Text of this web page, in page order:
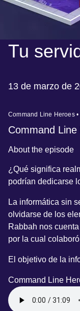
Tu
13 de marzo de
Command Line Heroes
Command
About the episode
¿Qué significa
podrían dedicarse
La informática sin
olvidarse de los
Rabbah nos
por la cual
El objetivo de la
Command Line